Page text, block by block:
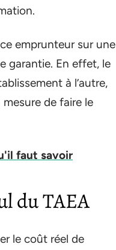
emprunteur sur une
garantie. En effet, le
à l’autre,
de faire le
faut savoir
du TAEA
le coût réel de